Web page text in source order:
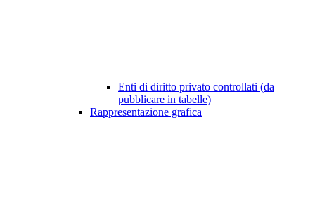
Enti di diritto privato controllati (da
pubblicare in tabelle)
Rappresentazione grafica